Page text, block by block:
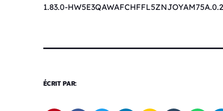
1.83.0-
ÉCRIT PAR: